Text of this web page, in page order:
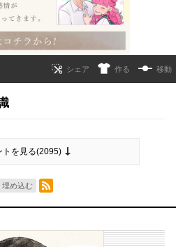
作る 移動
トを見る(2095)
埋め込む
RSSフィード